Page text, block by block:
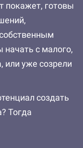
покажет, готовы
с малого,
или уже созрели
создать
Тогда